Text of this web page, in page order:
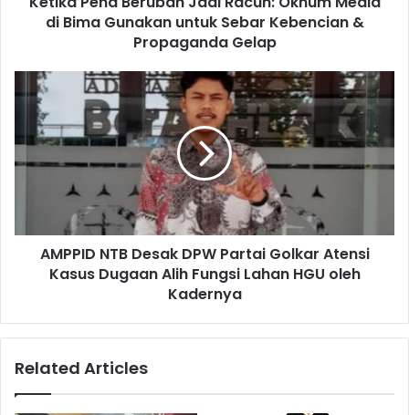
di Bima Gunakan untuk Sebar Kebencian &
Propaganda Gelap
AMPPID NTB Desak DPW Partai Golkar Atensi
Kasus Dugaan Alih Fungsi Lahan HGU oleh
Kadernya
Related Articles